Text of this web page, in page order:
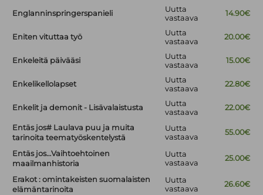
Englanninspringerspanieli
Uutta
vastaava
14.90€
Eniten vituttaa työ
Uutta
vastaava
20.00€
Enkeleitä päivääsi
Uutta
vastaava
15.00€
Enkelikellolapset
Uutta
vastaava
22.80€
Enkelit ja demonit - Lisävalaistusta
Uutta
vastaava
22.00€
Entäs jos# Laulava puu ja muita
tarinoita teematyöskentelystä
Uutta
vastaava
55.00€
Entäs jos…Vaihtoehtoinen
maailmanhistoria
Uutta
vastaava
25.00€
Erakot : omintakeisten suomalaisten
elämäntarinoita
Uutta
vastaava
26.60€